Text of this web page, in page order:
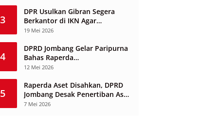
3
DPR Usulkan Gibran Segera
Berkantor di IKN Agar
Infrastruktur Tak Mangkrak dan
19 Mei 2026
4
DPRD Jombang Gelar Paripurna
Bahas Raperda
Penyelenggaraan Jasa
12 Mei 2026
5
Raperda Aset Disahkan, DPRD
Jombang Desak Penertiban Aset
Dikuasai Pihak Ketiga
7 Mei 2026